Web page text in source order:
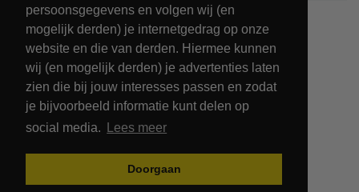
persoonsgegevens en volgen wij (en
mogelijk derden) je internetgedrag op onze
website en die van derden. Hiermee kunnen
wij (en mogelijk derden) je advertenties laten
zien die bij jouw interesses passen en zodat
je bijvoorbeeld informatie kunt delen op
social media.
Lees meer
Doorgaan
© 2026 - PetsPark.nl.